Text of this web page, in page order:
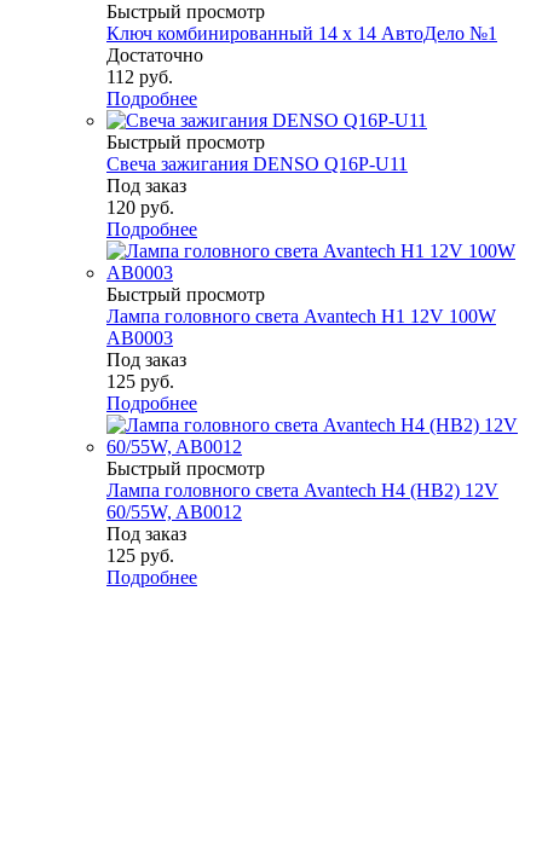
Быстрый просмотр
Ключ комбинированный 14 х 14 АвтоДело №1
Достаточно
112 руб.
Подробнее
Быстрый просмотр
Свеча зажигания DENSO Q16P-U11
Под заказ
120 руб.
Подробнее
Быстрый просмотр
Лампа головного света Avantech H1 12V 100W
AB0003
Под заказ
125 руб.
Подробнее
Быстрый просмотр
Лампа головного света Avantech H4 (HB2) 12V
60/55W, AB0012
Под заказ
125 руб.
Подробнее